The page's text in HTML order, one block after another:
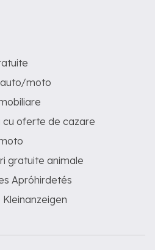
auto/moto
cu oferte de cazare
gratuite animale
Apróhirdetés